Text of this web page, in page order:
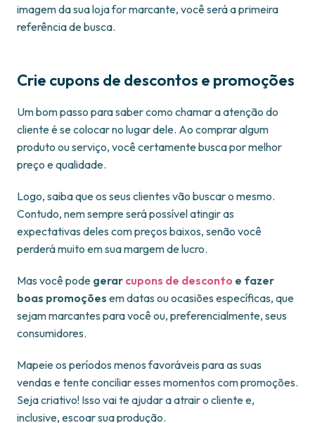
imagem da sua loja for marcante, você será a primeira
referência de busca.
Crie cupons de descontos e promoções
Um bom passo para saber como chamar a atenção do
cliente é se colocar no lugar dele. Ao comprar algum
produto ou serviço, você certamente busca por melhor
preço e qualidade.
Logo, saiba que os seus clientes vão buscar o mesmo.
Contudo, nem sempre será possível atingir as
expectativas deles com preços baixos, senão você
perderá muito em sua margem de lucro.
Mas você pode gerar cupons de desconto e fazer
boas promoções em datas ou ocasiões específicas, que
sejam marcantes para você ou, preferencialmente, seus
consumidores.
Mapeie os períodos menos favoráveis para as suas
vendas e tente conciliar esses momentos com promoções.
Seja criativo! Isso vai te ajudar a atrair o cliente e,
inclusive, escoar sua produção.